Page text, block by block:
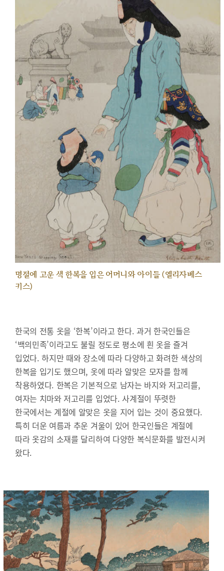
명절에 고운 색 한복을 입은 어머니와 아이들 (엘리자베스
키스)
한국의 전통 옷을 ‘한복’이라고 한다. 과거 한국인들은
‘백의민족’이라고도 불릴 정도로 평소에 흰 옷을 즐겨
입었다. 하지만 때와 장소에 따라 다양하고 화려한 색상의
한복을 입기도 했으며, 옷에 따라 알맞은 모자를 함께
착용하였다. 한복은 기본적으로 남자는 바지와 저고리를,
여자는 치마와 저고리를 입었다. 사계절이 뚜렷한
한국에서는 계절에 알맞은 옷을 지어 입는 것이 중요했다.
특히 더운 여름과 추운 겨울이 있어 한국인들은 계절에
따라 옷감의 소재를 달리하여 다양한 복식문화를 발전시켜
왔다.